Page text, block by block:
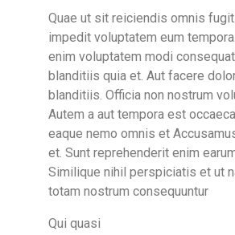
Quae ut sit reiciendis omnis
impedit voluptatem eum
enim voluptatem modi
blanditiis quia et. Aut facere
blanditiis. Officia non nostrum
Autem a aut tempora est
eaque nemo omnis et
et. Sunt reprehenderit enim
Similique nihil perspiciatis et ut
totam nostrum consequuntur
Qui quasi